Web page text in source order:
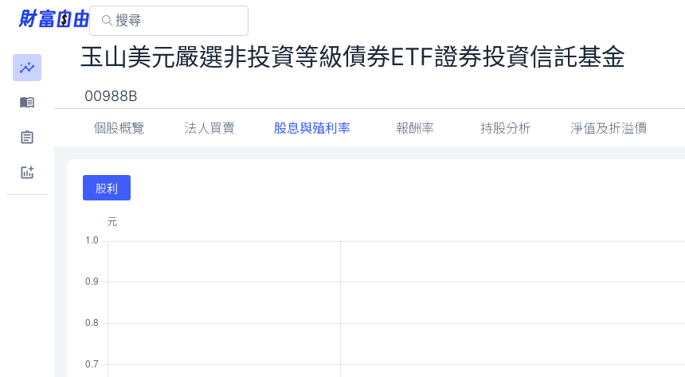
玉山美元嚴選非投資等級債券ETF證券投資信託基金
00988B
個股概覽 法人買賣 股息與殖利率 報酬率 持股分析 淨值及折溢價
股利